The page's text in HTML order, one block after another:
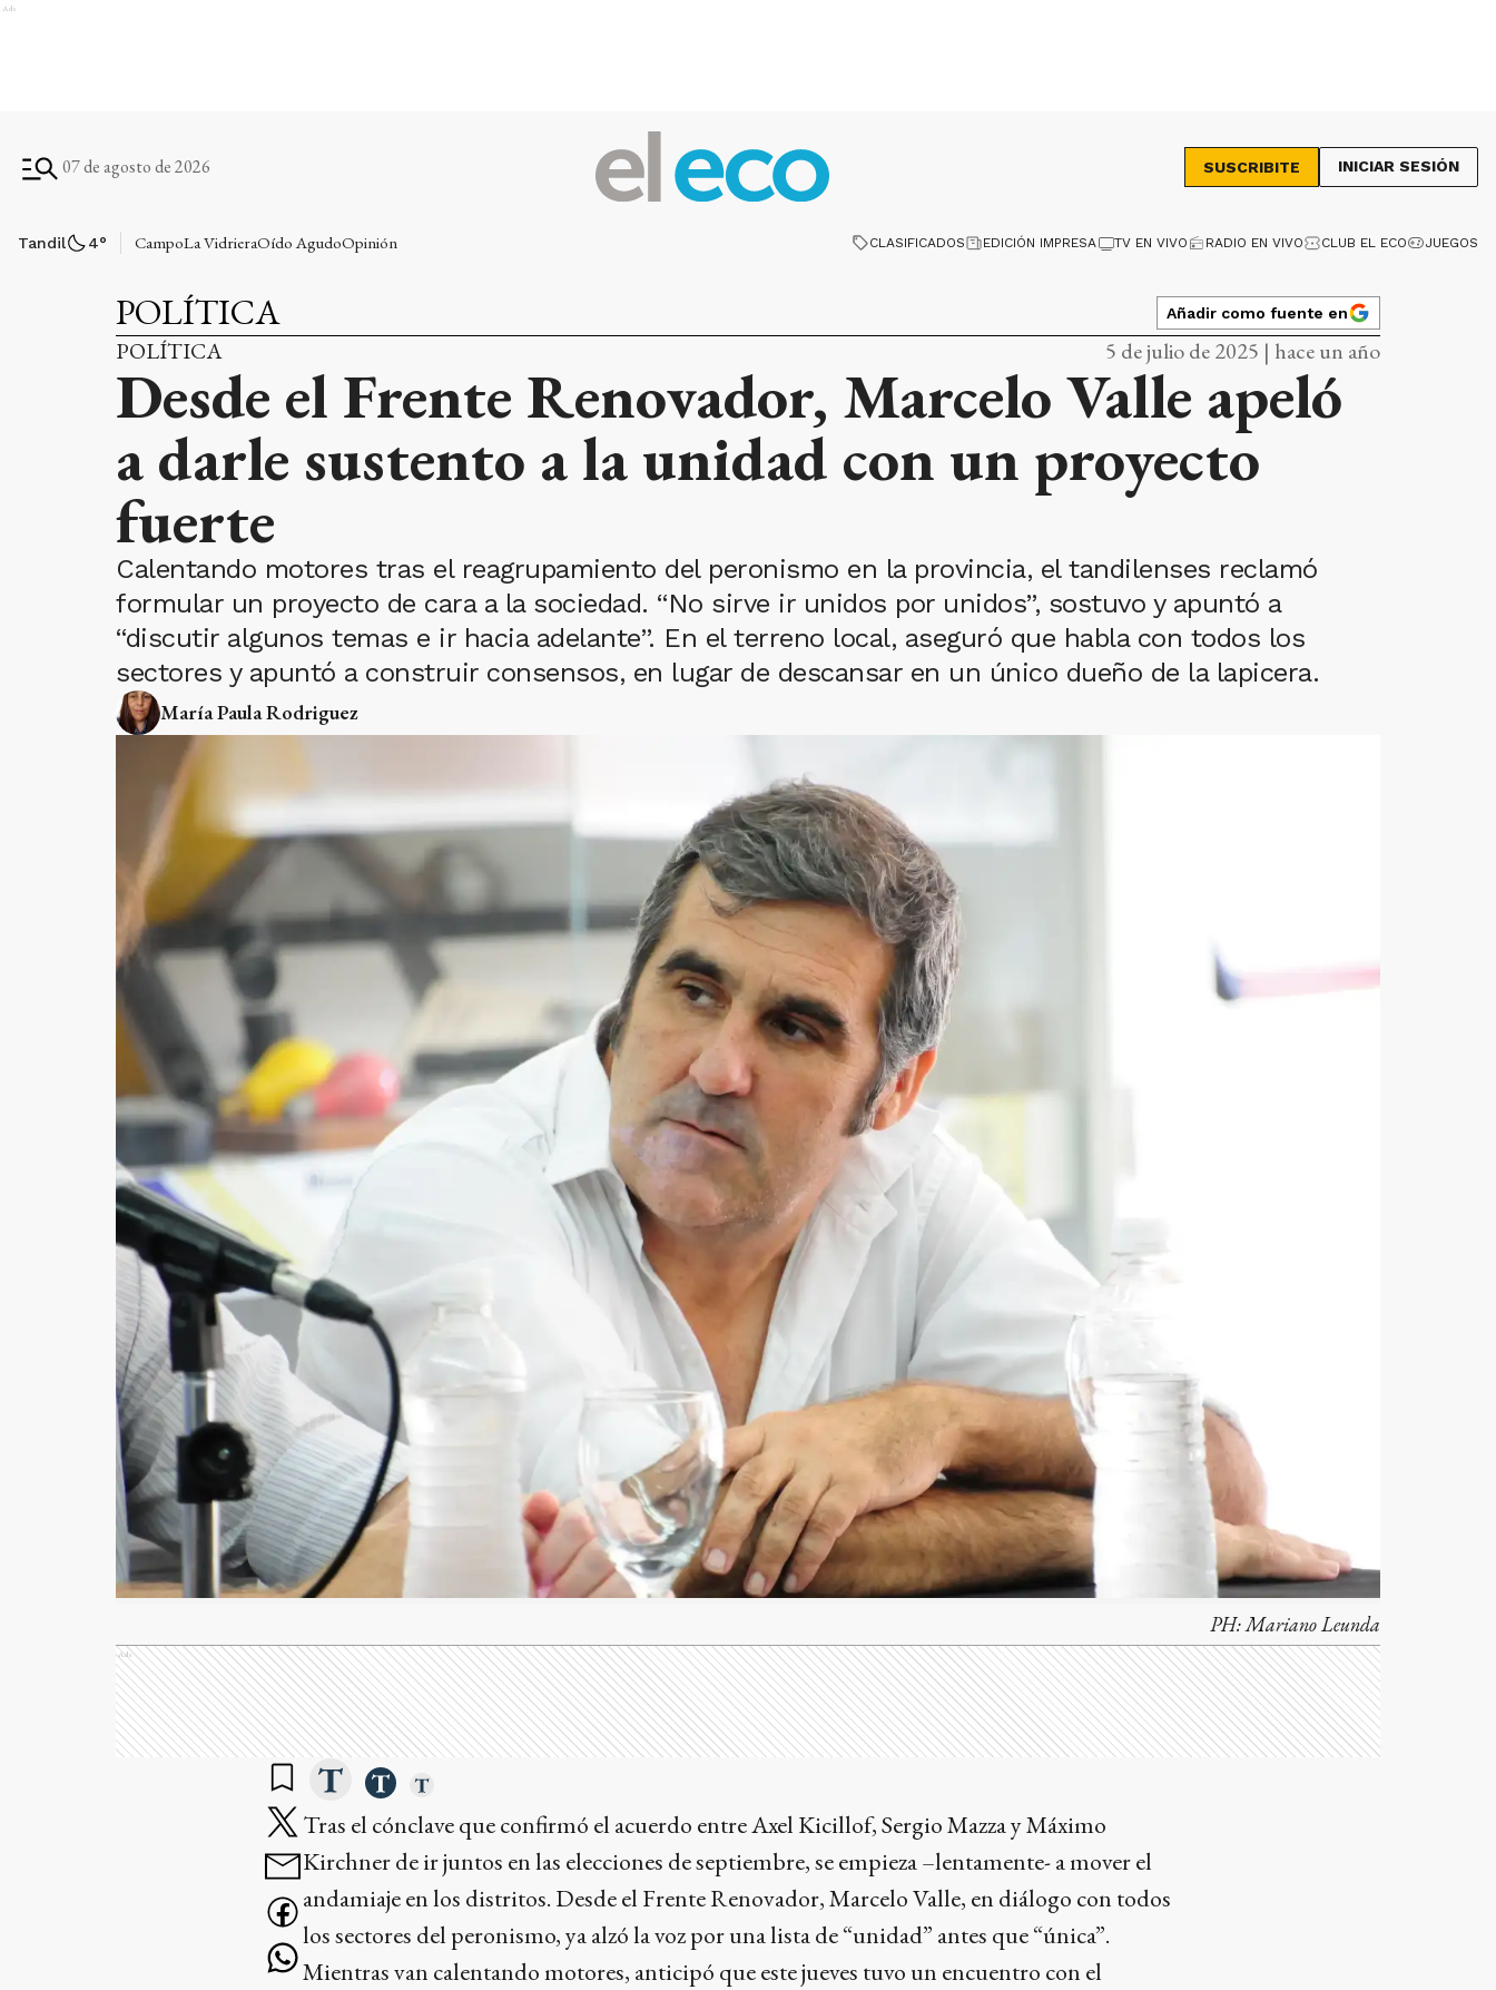
Ads
07 de agosto de 2026 SUSCRIBITE INICIAR SESIÓN
Tandil 4° CampoLa VidrieraOído AgudoOpinión CLASIFICADOS EDICIÓN IMPRESA TV EN VIVO RADIO EN VIVO CLUB EL ECO JUEGOS
POLÍTICA Añadir como fuente en
POLÍTICA 5 de julio de 2025 | hace un año
Desde el Frente Renovador, Marcelo Valle apeló
a darle sustento a la unidad con un proyecto
fuerte
Calentando motores tras el reagrupamiento del peronismo en la provincia, el tandilenses reclamó
formular un proyecto de cara a la sociedad. “No sirve ir unidos por unidos”, sostuvo y apuntó a
“discutir algunos temas e ir hacia adelante”. En el terreno local, aseguró que habla con todos los
sectores y apuntó a construir consensos, en lugar de descansar en un único dueño de la lapicera.
María Paula Rodriguez
PH:Mariano Leunda
Ads
Tras el cónclave que confirmó el acuerdo entre Axel Kicillof, Sergio Mazza y Máximo
Kirchner de ir juntos en las elecciones de septiembre, se empieza –lentamente- a mover el
andamiaje en los distritos. Desde el Frente Renovador, Marcelo Valle, en diálogo con todos
los sectores del peronismo, ya alzó la voz por una lista de “unidad” antes que “única”.
Mientras van calentando motores, anticipó que este jueves tuvo un encuentro con el